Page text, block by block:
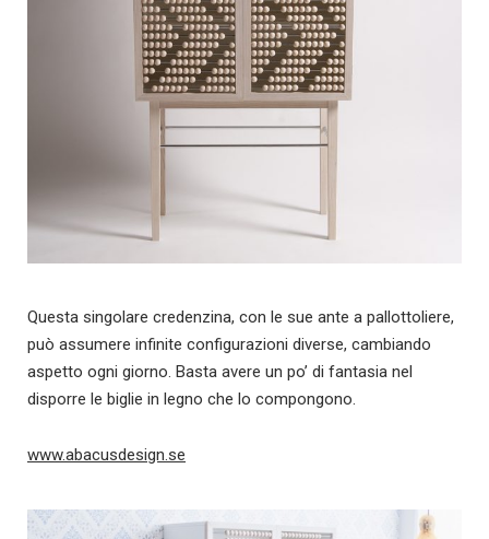
Questa singolare credenzina, con le sue ante a pallottoliere,
può assumere infinite configurazioni diverse, cambiando
aspetto ogni giorno. Basta avere un po’ di fantasia nel
disporre le biglie in legno che lo compongono.
www.abacusdesign.se